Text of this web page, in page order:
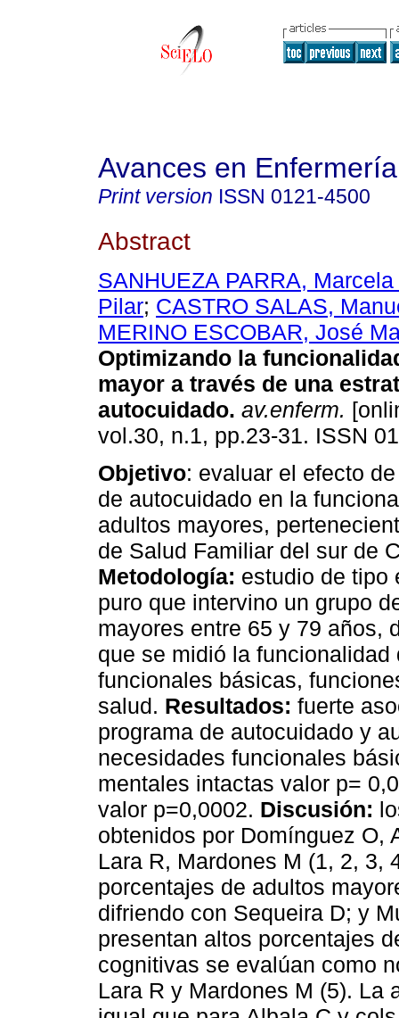
Avances en Enfermería
Print version ISSN 0121-4500
Abstract
SANHUEZA PARRA,
Pilar; CASTRO SALAS,
MERINO ESCOBAR, José
Optimizando la
mayor a través de una
autocuidado. av.enferm.
vol.30, n.1, pp.23-31. ISSN
Objetivo: evaluar el efecto
de autocuidado en la
adultos mayores,
de Salud Familiar del sur de
Metodología: estudio de tipo
puro que intervino un grupo
mayores entre 65 y 79 años,
que se midió la
funcionales básicas,
salud. Resultados: fuerte
programa de autocuidado y
necesidades funcionales
mentales intactas valor p=
valor p=0,0002. Discusión:
obtenidos por Domínguez O,
Lara R, Mardones M (1, 2, 3,
porcentajes de adultos
difriendo con Sequeira D; y
presentan altos porcentajes
cognitivas se evalúan como
Lara R y Mardones M (5). La